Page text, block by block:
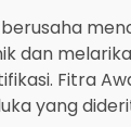
berusaha
dan
Fitra
yang